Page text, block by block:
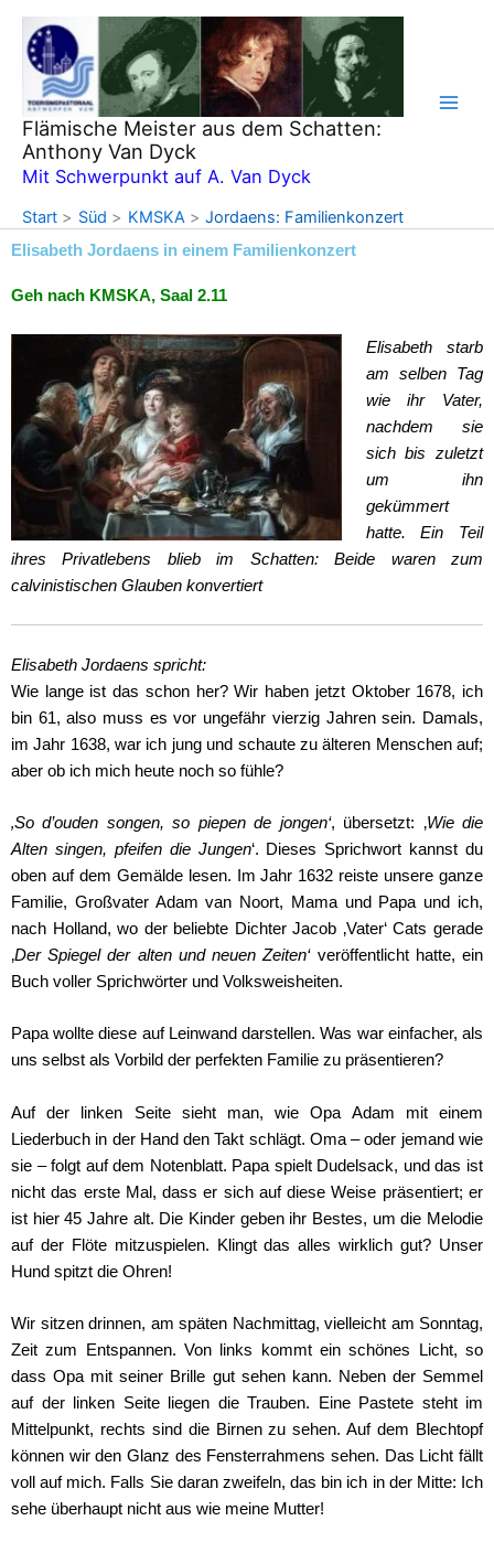
Zum
Inhalt
springen
Flämische Meister aus dem Schatten:
Anthony Van Dyck
Mit Schwerpunkt auf A. Van Dyck
Start Süd KMSKA Jordaens: Familienkonzert
Elisabeth Jordaens in einem Familienkonzert
Geh nach KMSKA, Saal 2.11
Elisabeth starb
am selben Tag
wie ihr Vater,
nachdem sie
sich bis zuletzt
um ihn
gekümmert
hatte. Ein Teil
ihres Privatlebens blieb im Schatten: Beide waren zum
calvinistischen Glauben konvertiert
Elisabeth Jordaens spricht:
Wie lange ist das schon her? Wir haben jetzt Oktober 1678, ich
bin 61, also muss es vor ungefähr vierzig Jahren sein. Damals,
im Jahr 1638, war ich jung und schaute zu älteren Menschen auf;
aber ob ich mich heute noch so fühle?
‚So d’ouden songen, so piepen de jongen‘, übersetzt: ‚Wie die
Alten singen, pfeifen die Jungen‘. Dieses Sprichwort kannst du
oben auf dem Gemälde lesen. Im Jahr 1632 reiste unsere ganze
Familie, Großvater Adam van Noort, Mama und Papa und ich,
nach Holland, wo der beliebte Dichter Jacob ‚Vater‘ Cats gerade
‚Der Spiegel der alten und neuen Zeiten‘veröffentlicht hatte, ein
Buch voller Sprichwörter und Volksweisheiten.
Papa wollte diese auf Leinwand darstellen. Was war einfacher, als
uns selbst als Vorbild der perfekten Familie zu präsentieren?
Auf der linken Seite sieht man, wie Opa Adam mit einem
Liederbuch in der Hand den Takt schlägt. Oma – oder jemand wie
sie – folgt auf dem Notenblatt. Papa spielt Dudelsack, und das ist
nicht das erste Mal, dass er sich auf diese Weise präsentiert; er
ist hier 45 Jahre alt. Die Kinder geben ihr Bestes, um die Melodie
auf der Flöte mitzuspielen. Klingt das alles wirklich gut? Unser
Hund spitzt die Ohren!
Wir sitzen drinnen, am späten Nachmittag, vielleicht am Sonntag,
Zeit zum Entspannen. Von links kommt ein schönes Licht, so
dass Opa mit seiner Brille gut sehen kann. Neben der Semmel
auf der linken Seite liegen die Trauben. Eine Pastete steht im
Mittelpunkt, rechts sind die Birnen zu sehen. Auf dem Blechtopf
können wir den Glanz des Fensterrahmens sehen. Das Licht fällt
voll auf mich. Falls Sie daran zweifeln, das bin ich in der Mitte: Ich
sehe überhaupt nicht aus wie meine Mutter!